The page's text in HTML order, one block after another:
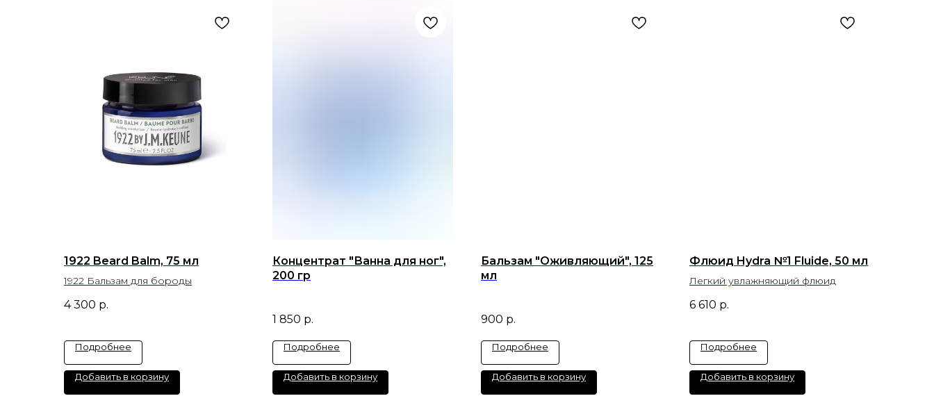
1922 Beard Balm, 75 мл
1922 Бальзам для бороды
4 300 р.
Подробнее
Добавить в корзину
Концентрат "Ванна для ног",
200 гр
1 850 р.
Подробнее
Добавить в корзину
Бальзам "Оживляющий", 125
мл
900 р.
Подробнее
Добавить в корзину
Флюид Hydra №1 Fluide, 50 мл
Легкий увлажняющий флюид
6 610 р.
Подробнее
Добавить в корзину